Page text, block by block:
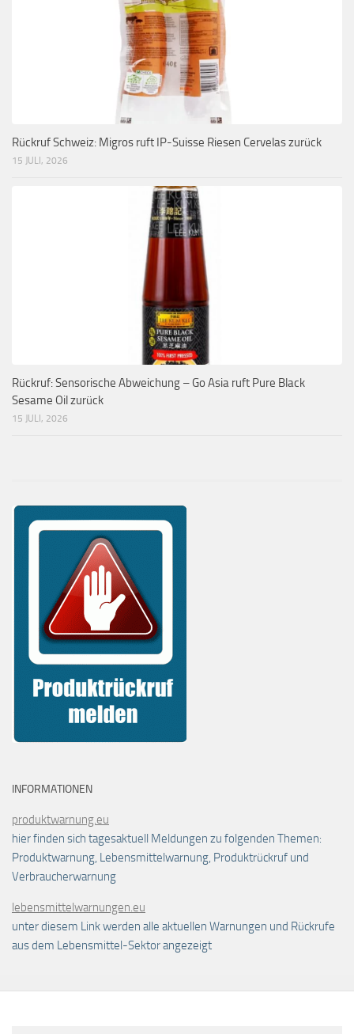
Rückruf Schweiz: Migros ruft IP-Suisse Riesen Cervelas zurück
15 JULI, 2026
Rückruf: Sensorische Abweichung – Go Asia ruft Pure Black
Sesame Oil zurück
15 JULI, 2026
INFORMATIONEN
produktwarnung.eu
hier finden sich tagesaktuell Meldungen zu folgenden Themen:
Produktwarnung, Lebensmittelwarnung, Produktrückruf und
Verbraucherwarnung
lebensmittelwarnungen.eu
unter diesem Link werden alle aktuellen Warnungen und Rückrufe
aus dem Lebensmittel-Sektor angezeigt